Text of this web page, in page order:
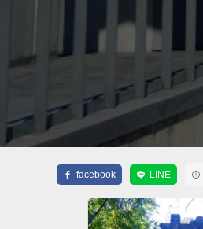
facebook LINE